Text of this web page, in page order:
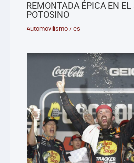
REMONTADA ÉPICA EN EL
POTOSINO
Automovilismo /es